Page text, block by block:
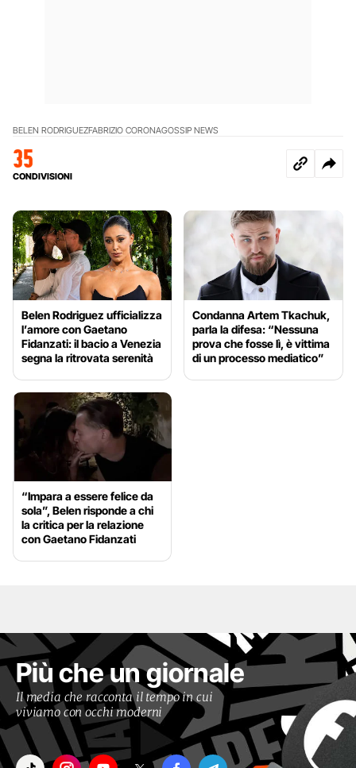
BELEN RODRIGUEZFABRIZIO CORONAGOSSIP NEWS
35
CONDIVISIONI
Belen Rodriguez ufficializza
l’amore con Gaetano
Fidanzati: il bacio a Venezia
segna la ritrovata serenità
Condanna Artem Tkachuk,
parla la difesa: “Nessuna
prova che fosse lì, è vittima
di un processo mediatico”
“Impara a essere felice da
sola”, Belen risponde a chi
la critica per la relazione
con Gaetano Fidanzati
Più che un giornale
Il media che racconta il tempo in cui
viviamo con occhi moderni